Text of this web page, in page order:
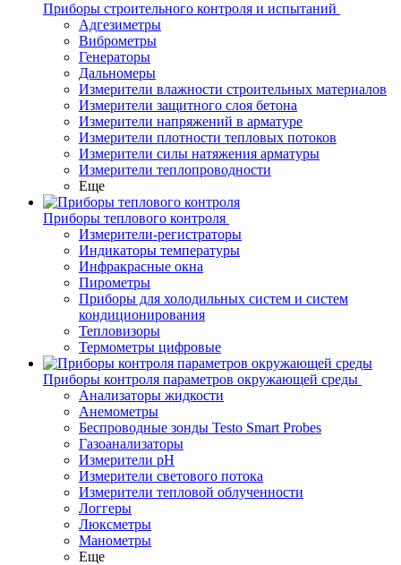
Приборы строительного контроля и испытаний
Адгезиметры
Виброметры
Генераторы
Дальномеры
Измерители влажности строительных материалов
Измерители защитного слоя бетона
Измерители напряжений в арматуре
Измерители плотности тепловых потоков
Измерители силы натяжения арматуры
Измерители теплопроводности
Еще
Приборы теплового контроля
Измерители-регистраторы
Индикаторы температуры
Инфракрасные окна
Пирометры
Приборы для холодильных систем и систем
кондиционирования
Тепловизоры
Термометры цифровые
Приборы контроля параметров окружающей среды
Анализаторы жидкости
Анемометры
Беспроводные зонды Testo Smart Probes
Газоанализаторы
Измерители pH
Измерители светового потока
Измерители тепловой облученности
Логгеры
Люксметры
Манометры
Еще